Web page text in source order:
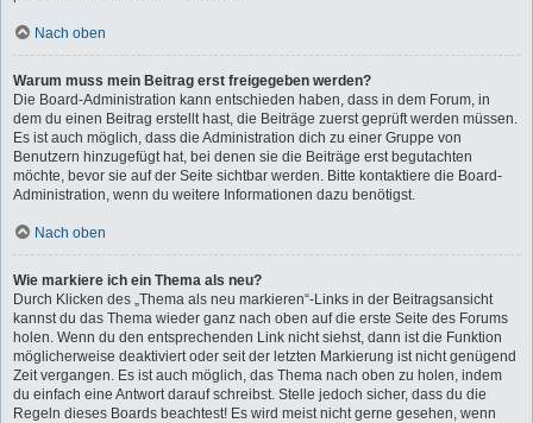
Nach oben
Warum muss mein Beitrag erst freigegeben werden?
Die Board-Administration kann entschieden haben, dass in dem Forum, in
dem du einen Beitrag erstellt hast, die Beiträge zuerst geprüft werden müssen.
Es ist auch möglich, dass die Administration dich zu einer Gruppe von
Benutzern hinzugefügt hat, bei denen sie die Beiträge erst begutachten
möchte, bevor sie auf der Seite sichtbar werden. Bitte kontaktiere die Board-
Administration, wenn du weitere Informationen dazu benötigst.
Nach oben
Wie markiere ich ein Thema als neu?
Durch Klicken des „Thema als neu markieren“-Links in der Beitragsansicht
kannst du das Thema wieder ganz nach oben auf die erste Seite des Forums
holen. Wenn du den entsprechenden Link nicht siehst, dann ist die Funktion
möglicherweise deaktiviert oder seit der letzten Markierung ist nicht genügend
Zeit vergangen. Es ist auch möglich, das Thema nach oben zu holen, indem
du einfach eine Antwort darauf schreibst. Stelle jedoch sicher, dass du die
Regeln dieses Boards beachtest! Es wird meist nicht gerne gesehen, wenn